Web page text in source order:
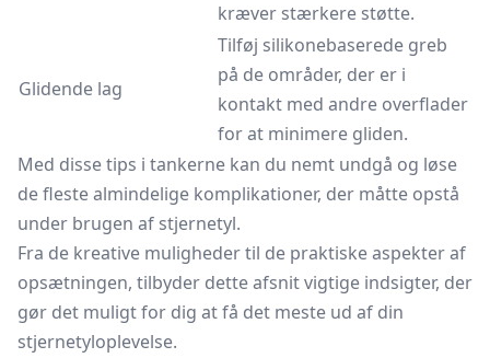
kræver stærkere støtte.
Glidende lag
Tilføj silikonebaserede greb
på de områder, der er i
kontakt med andre overflader
for at minimere gliden.
Med disse tips i tankerne kan du nemt undgå og løse
de fleste almindelige komplikationer, der måtte opstå
under brugen af stjernetyl.
Fra de kreative muligheder til de praktiske aspekter af
opsætningen, tilbyder dette afsnit vigtige indsigter, der
gør det muligt for dig at få det meste ud af din
stjernetyloplevelse.